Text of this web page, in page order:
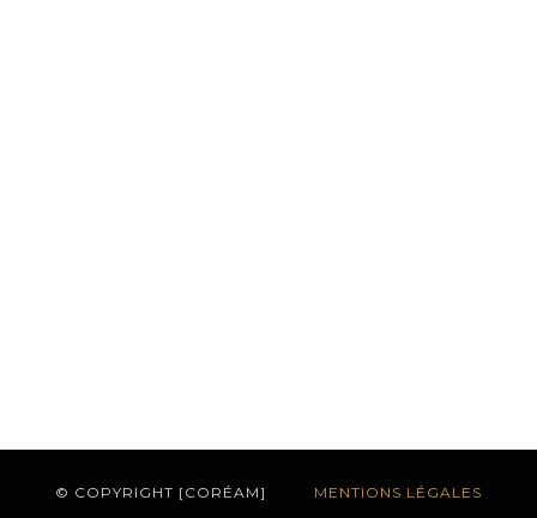
© COPYRIGHT [CORÉAM] MENTIONS LÉGALES